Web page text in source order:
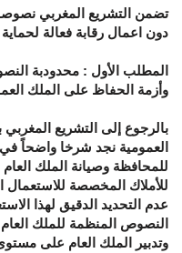
تضمن التشريع المغربي
دون اعمال رقابة فعالة لحماية
المطلب الأول : محدودبة
وأزمة الحفاظ على الملك
بالرجوع إلى التشريع المغربي
العمومية نجد شرخا واضحاً في
للمحافظة وصيانة الملك
للأملاك المخصصة
عدم التحديد الدقيق لهذا
النصوص المنظمة للملك العام
وتدبير الملك العام على